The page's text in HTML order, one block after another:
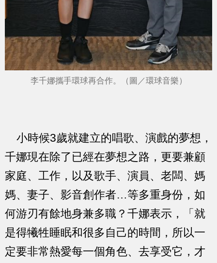
李千娜攜手環球再合作。（圖／環球音樂）
小時候3歲就建立的唱歌、演戲的夢想，
千娜現在除了已經在夢想之路，更要兼顧
家庭、工作，以及歌手、演員、老闆、媽
媽、妻子、影音創作者…等多重身份，如
何游刃有餘地身兼多職？千娜表示，「就
是得犧牲睡眠和很多自己的時間，所以一
定要非常熱愛每一個角色、去享受它，才